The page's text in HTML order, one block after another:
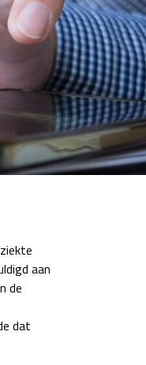
aan
de
dat